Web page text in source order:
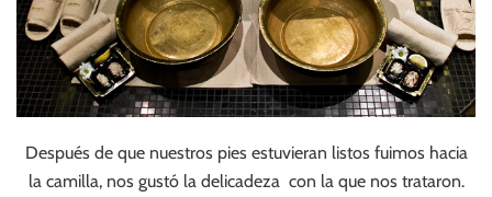
Después de que nuestros pies estuvieran listos fuimos hacia
la camilla, nos gustó la delicadeza con la que nos trataron.